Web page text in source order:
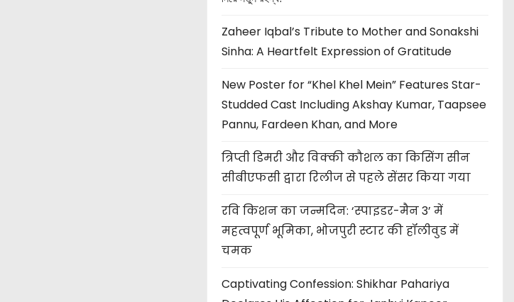
Zaheer Iqbal’s Tribute to Mother and Sonakshi
Sinha: A Heartfelt Expression of Gratitude
New Poster for “Khel Khel Mein” Features Star-
Studded Cast Including Akshay Kumar, Taapsee
Pannu, Fardeen Khan, and More
त्रिप्ती डिमरी और विक्की कौशल का किसिंग सीन
सीबीएफसी द्वारा रिलीज से पहले सेंसर किया गया
रवि किशन का जन्मदिन: ‘स्पाइडर-मैन 3’ में
महत्वपूर्ण भूमिका, भोजपुरी स्टार की हॉलीवुड में
चमक
Captivating Confession: Shikhar Pahariya